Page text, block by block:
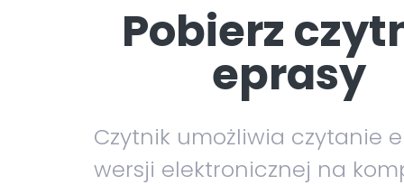
Pobierz
eprasy
Czytnik umożliwia czytanie
wersji elektronicznej na